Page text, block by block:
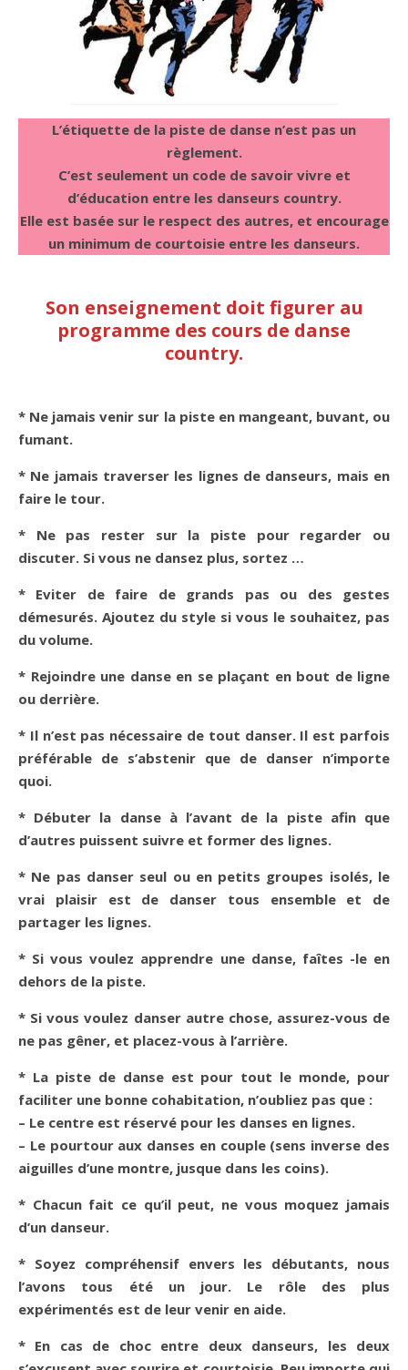
L’étiquette de la piste de danse n’est pas un
règlement.
C’est seulement un code de savoir vivre et
d’éducation entre les danseurs country.
Elle est basée sur le respect des autres, et encourage
un minimum de courtoisie entre les danseurs.
Son enseignement doit figurer au
programme des cours de danse
country.
* Ne jamais venir sur la piste en mangeant, buvant, ou
fumant.
* Ne jamais traverser les lignes de danseurs, mais en
faire le tour.
* Ne pas rester sur la piste pour regarder ou
discuter. Si vous ne dansez plus, sortez …
* Eviter de faire de grands pas ou des gestes
démesurés. Ajoutez du style si vous le souhaitez, pas
du volume.
* Rejoindre une danse en se plaçant en bout de ligne
ou derrière.
* Il n’est pas nécessaire de tout danser. Il est parfois
préférable de s’abstenir que de danser n’importe
quoi.
* Débuter la danse à l’avant de la piste afin que
d’autres puissent suivre et former des lignes.
* Ne pas danser seul ou en petits groupes isolés, le
vrai plaisir est de danser tous ensemble et de
partager les lignes.
* Si vous voulez apprendre une danse, faîtes -le en
dehors de la piste.
* Si vous voulez danser autre chose, assurez-vous de
ne pas gêner, et placez-vous à l’arrière.
* La piste de danse est pour tout le monde, pour
faciliter une bonne cohabitation, n’oubliez pas que :
– Le centre est réservé pour les danses en lignes.
– Le pourtour aux danses en couple (sens inverse des
aiguilles d’une montre, jusque dans les coins).
* Chacun fait ce qu’il peut, ne vous moquez jamais
d’un danseur.
* Soyez compréhensif envers les débutants, nous
l’avons tous été un jour. Le rôle des plus
expérimentés est de leur venir en aide.
* En cas de choc entre deux danseurs, les deux